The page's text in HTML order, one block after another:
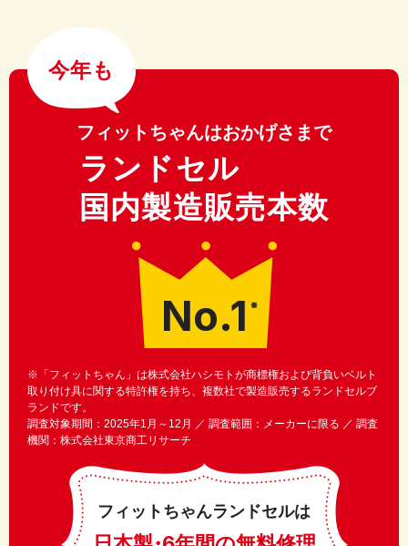
今年も
フィットちゃんはおかげさまで
ランドセル
国内製造販売本数
No.1 ※
※「フィットちゃん」は株式会社ハシモトが商標権および背負いベルト
取り付け具に関する特許権を持ち、複数社で製造販売するランドセルブ
ランドです。
調査対象期間：2025年1月～12月 ／ 調査範囲：メーカーに限る ／ 調査
機関：株式会社東京商工リサーチ
フィットちゃんランドセルは